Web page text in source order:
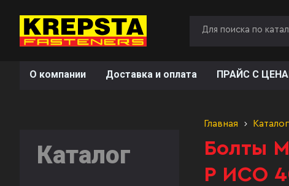
О компании Доставка и оплата ПРАЙС С
Каталог
Главная Каталог
Болты
Р ИСО